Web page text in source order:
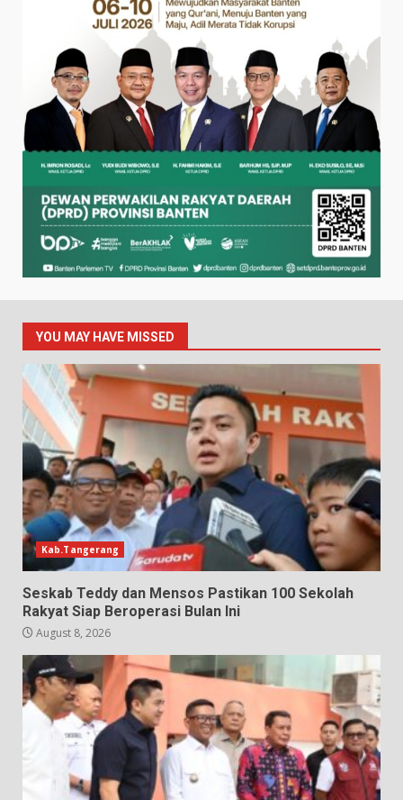
YOU MAY HAVE MISSED
Kab.Tangerang
Seskab Teddy dan Mensos Pastikan 100 Sekolah
Rakyat Siap Beroperasi Bulan Ini
August 8, 2026